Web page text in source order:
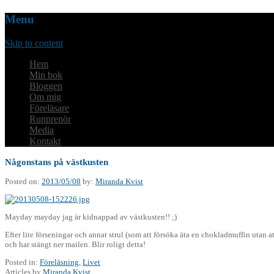
Menu
Skip to content
Hem
Min bok
Bloggen
Om mig
Föreläsare
Runprenör
Media
Kontakt
Någonstans på västkusten
Posted on: 2013/05/08 by: Miranda Kvist
Mayday mayday jag är kidnappad av västkusten!! ;)
Efter lite förseningar och annat strul (som att försöka äta en chokladmuffin
och har stängt ner mailen. Blir roligt detta!
Posted in: Föreläsning, Livet
Articles by Miranda Kvist